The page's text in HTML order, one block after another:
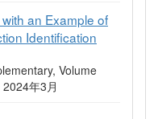
an Example of
Identification
Volume
年3月